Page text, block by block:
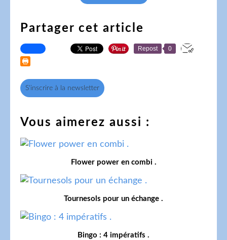
Partager cet article
Repost 0
S'inscrire à la newsletter
Vous aimerez aussi :
Flower power en combi .
Tournesols pour un échange .
Bingo : 4 impératifs .